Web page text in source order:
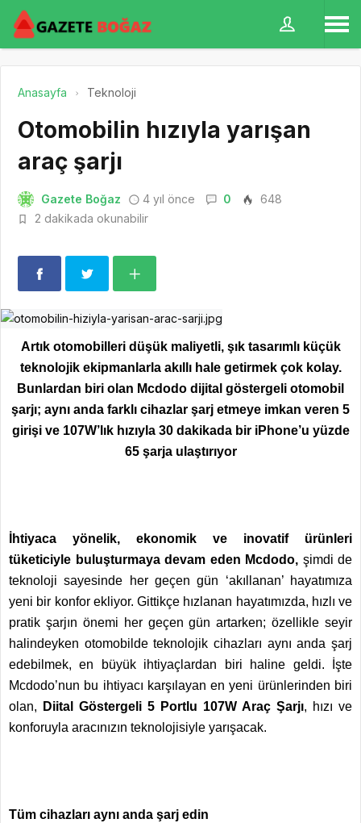
Anasayfa Teknoloji
Otomobilin hızıyla yarışan
araç şarjı
Gazete Boğaz 4 yıl önce 0
648
2 dakikada okunabilir
Artık otomobilleri düşük maliyetli, şık tasarımlı küçük
teknolojik ekipmanlarla akıllı hale getirmek çok kolay.
Bunlardan biri olan Mcdodo dijital göstergeli otomobil
şarjı; aynı anda farklı cihazlar şarj etmeye imkan veren 5
girişi ve 107W’lık hızıyla 30 dakikada bir iPhone’u yüzde
65 şarja ulaştırıyor
İhtiyaca yönelik, ekonomik ve inovatif ürünleri
tüketiciyle buluşturmaya devam eden Mcdodo, şimdi de
teknoloji sayesinde her geçen gün ‘akıllanan’ hayatımıza
yeni bir konfor ekliyor. Gittikçe hızlanan hayatımızda, hızlı ve
pratik şarjın önemi her geçen gün artarken; özellikle seyir
halindeyken otomobilde teknolojik cihazları aynı anda şarj
edebilmek, en büyük ihtiyaçlardan biri haline geldi. İşte
Mcdodo’nun bu ihtiyacı karşılayan en yeni ürünlerinden biri
olan,
Diital Göstergeli 5 Portlu 107W Araç Şarjı, hızı ve
konforuyla aracınızın teknolojisiyle yarışacak.
Tüm cihazları aynı anda şarj edin